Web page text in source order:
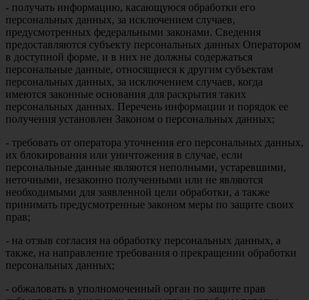
- получать информацию, касающуюся обработки его
персональных данных, за исключением случаев,
предусмотренных федеральными законами. Сведения
предоставляются субъекту персональных данных Оператором
в доступной форме, и в них не должны содержаться
персональные данные, относящиеся к другим субъектам
персональных данных, за исключением случаев, когда
имеются законные основания для раскрытия таких
персональных данных. Перечень информации и порядок ее
получения установлен Законом о персональных данных;
- требовать от оператора уточнения его персональных данных,
их блокирования или уничтожения в случае, если
персональные данные являются неполными, устаревшими,
неточными, незаконно полученными или не являются
необходимыми для заявленной цели обработки, а также
принимать предусмотренные законом меры по защите своих
прав;
- на отзыв согласия на обработку персональных данных, а
также, на направление требования о прекращении обработки
персональных данных;
- обжаловать в уполномоченный орган по защите прав